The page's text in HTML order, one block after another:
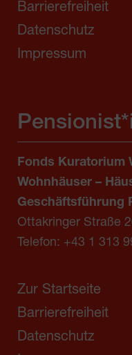
Barrierefreiheit
Datenschutz
Impressum
Fonds Kuratorium
Wohnhäuser –
Geschäftsführung
Ottakringer Straße
Telefon: +43 1 313
Zur Startseite
Barrierefreiheit
Datenschutz